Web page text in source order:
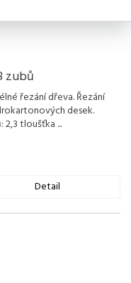
zubů
řezání dřeva. Řezání
desek.
2,3 tloušťka ...
Detail